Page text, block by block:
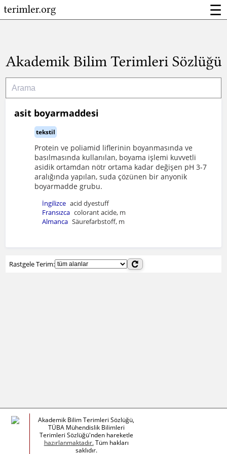
☰
asit boyarmaddesi
tekstil
Protein ve poliamid liflerinin boyanmasında ve
basılmasında kullanılan, boyama işlemi kuvvetli
asidik ortamdan nötr ortama kadar değişen pH 3-7
aralığında yapılan, suda çözünen bir anyonik
boyarmadde grubu.
İngilizce acid dyestuff
Fransızca colorant acide, m
Almanca Säurefarbstoff, m
Rastgele Terim:
Akademik Bilim Terimleri Sözlüğü,
TÜBA Mühendislik Bilimleri
Terimleri Sözlüğü'nden hareketle
hazırlanmaktadır.Tüm hakları
saklıdır.